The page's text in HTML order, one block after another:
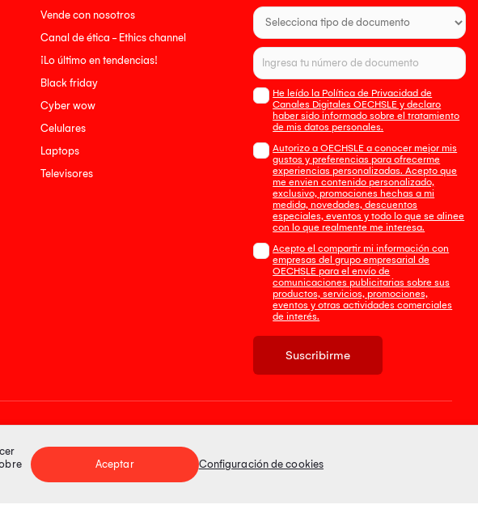
Vende con nosotros
Canal de ética - Ethics channel
¡Lo último en tendencias!
Black friday
Cyber wow
Celulares
Laptops
Televisores
He leído la Política de Privacidad de
Canales Digitales OECHSLE y declaro
haber sido informado sobre el tratamiento
de mis datos personales.
Autorizo a OECHSLE a conocer mejor mis
gustos y preferencias para ofrecerme
experiencias personalizadas. Acepto que
me envien contenido personalizado,
exclusivo, promociones hechas a mi
medida, novedades, descuentos
especiales, eventos y todo lo que se alinee
con lo que realmente me interesa.
Acepto el compartir mi información con
empresas del grupo empresarial de
OECHSLE para el envío de
comunicaciones publicitarias sobre sus
productos, servicios, promociones,
eventos y otras actividades comerciales
de interés.
Suscribirme
Tienda 100% Segura
Aceptar Configuración de cookies